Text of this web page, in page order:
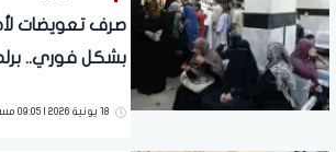
صرف تعويضات
بشكل فوري..
18 يونية 2026 | 09:05 مساءً